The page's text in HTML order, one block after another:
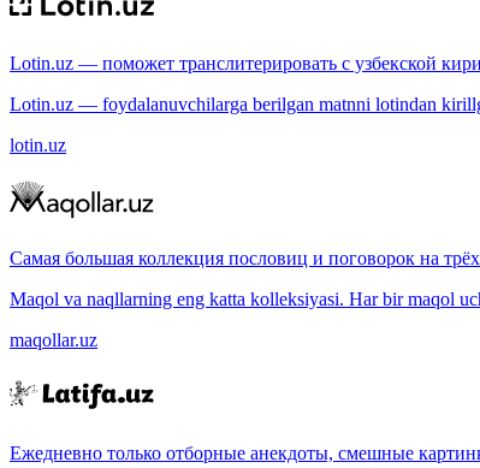
Lotin.uz — поможет транслитерировать с узбекской
Lotin.uz — foydalanuvchilarga berilgan matnni lotindan
lotin.uz
Самая большая коллекция пословиц и поговорок на
Maqol va naqllarning eng katta kolleksiyasi. Har bir maqol
maqollar.uz
Ежедневно только отборные анекдоты, смешные